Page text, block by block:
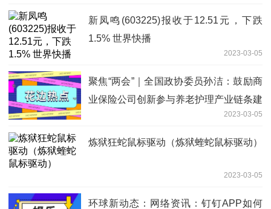
新凤鸣(603225)报收于12.51元，下跌
1.5% 世界快播
2023-03-05
聚焦“两会”｜全国政协委员孙洁：鼓励商
业保险公司创新参与养老护理产业链条建
2023-03-05
炼狱狂蛇鼠标驱动（炼狱蝰蛇鼠标驱动）
2023-03-05
环球新动态：网络资讯：钉钉APP如何